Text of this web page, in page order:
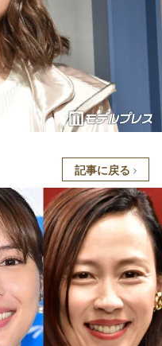
記事に戻る